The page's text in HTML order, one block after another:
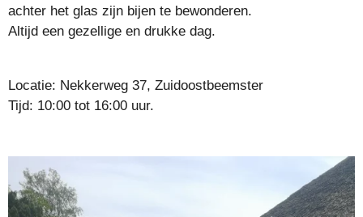
achter het glas zijn bijen te bewonderen.
Altijd een gezellige en drukke dag.
Locatie: Nekkerweg 37, Zuidoostbeemster
Tijd: 10:00 tot 16:00 uur.